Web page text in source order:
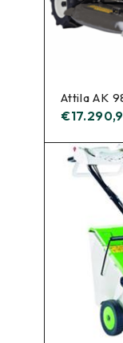
Attila AK
€